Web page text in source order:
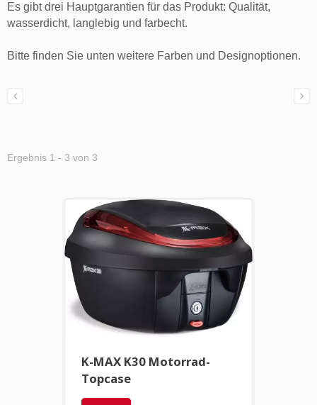
Es gibt drei Hauptgarantien für das Produkt: Qualität,
wasserdicht, langlebig und farbecht.
Bitte finden Sie unten weitere Farben und Designoptionen.
Ergebnis 1 - 3 von 3
K-MAX K30 Motorrad-
Topcase